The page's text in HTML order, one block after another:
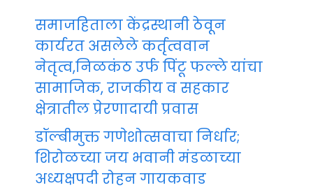
समाजहिताला केंद्रस्थानी ठेवून
कार्यरत असलेले कर्तृत्ववान
नेतृत्व,निळकंठ उर्फ पिंटू फल्ले यांचा
सामाजिक, राजकीय व सहकार
क्षेत्रातील प्रेरणादायी प्रवास
डॉल्बीमुक्त गणेशोत्सवाचा निर्धार;
शिरोळच्या जय भवानी मंडळाच्या
अध्यक्षपदी रोहन गायकवाड